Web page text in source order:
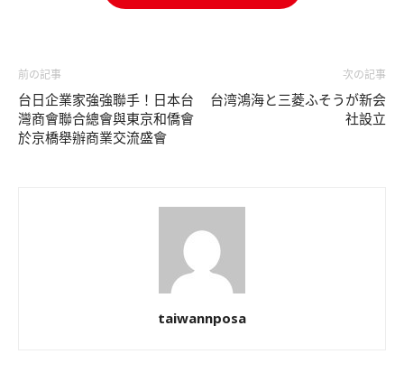
前の記事
台日企業家強強聯手！日本台
灣商會聯合總會與東京和僑會
於京橋舉辦商業交流盛會
次の記事
台湾鴻海と三菱ふそうが新会
社設立
taiwannposa